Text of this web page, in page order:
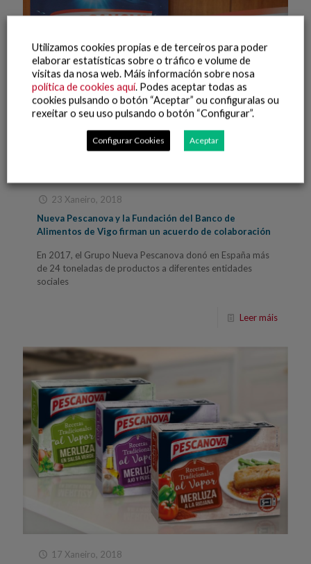
23 Xaneiro, 2018
Nueva Pescanova y la Fundación del Banco de
Alimentos de Vigo firman un acuerdo de colaboración
En 2017, el Grupo Nueva Pescanova donó en España más
de 24 toneladas de productos a diferentes entidades
sociales
Leer máis
17 Xaneiro, 2018
Utilizamos cookies propias e de terceiros para poder
elaborar estatísticas sobre o tráfico e volume de
visitas da nosa web. Máis información sobre nosa
política de cookies aquí. Podes aceptar todas as
cookies pulsando o botón “Aceptar” ou configuralas ou
rexeitar o seu uso pulsando o botón “Configurar”.
Configurar Cookies Aceptar